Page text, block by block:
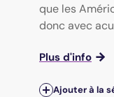
que les
donc avec
Plus d'info
Ajouter à la